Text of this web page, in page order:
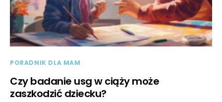
PORADNIK DLA MAM
Czy badanie usg w ciąży może
zaszkodzić dziecku?